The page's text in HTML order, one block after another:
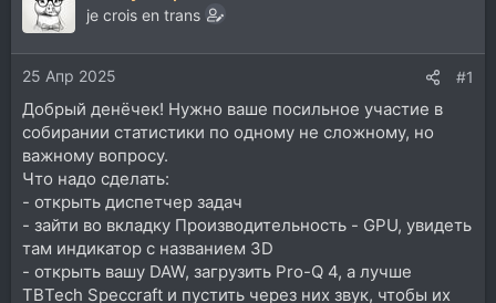
е
м
ч
je crois en trans
25 Апр 2025 #1
Добрый денёчек! Нужно ваше посильное участие в
собирании статистики по одному не сложному, но
важному вопросу.
Что надо сделать:
- открыть диспетчер задач
- зайти во вкладку Производительность - GPU, увидеть
там индикатор с названием 3D
- открыть вашу DAW, загрузить Pro-Q 4, а лучше
TBTech Speccraft и пустить через них звук, чтобы их